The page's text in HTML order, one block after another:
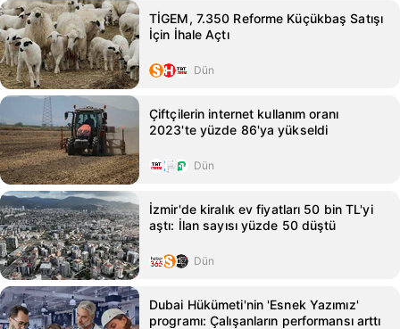
TİGEM, 7.350 Reforme Küçükbaş Satışı
İçin İhale Açtı
Dün
Çiftçilerin internet kullanım oranı
2023'te yüzde 86'ya yükseldi
Dün
İzmir'de kiralık ev fiyatları 50 bin TL'yi
aştı: İlan sayısı yüzde 50 düştü
Dün
Dubai Hükümeti'nin 'Esnek Yazımız'
programı: Çalışanların performansı arttı